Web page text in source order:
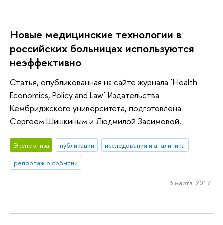
Новые медицинские технологии в
российских больницах используются
неэффективно
Статья, опубликованная на сайте журнала `Health
Economics, Policy and Law` Издательства
Кембриджского университета, подготовлена
Сергеем Шишкиным и Людмилой Засимовой.
Экспертиза публикации
исследования и аналитика
репортаж о событии
3 марта 2017